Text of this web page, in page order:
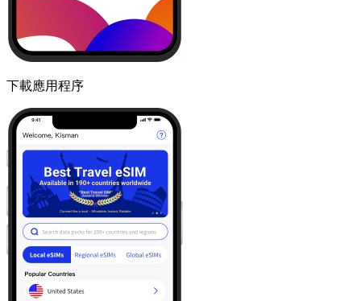
下載應用程序